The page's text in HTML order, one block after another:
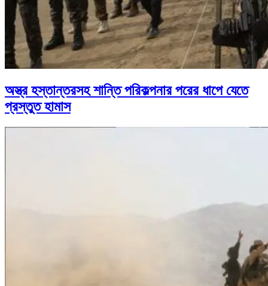
অস্ত্র হস্তান্তরসহ শান্তি পরিকল্পনার পরের ধাপে যেতে
প্রস্তুত হামাস